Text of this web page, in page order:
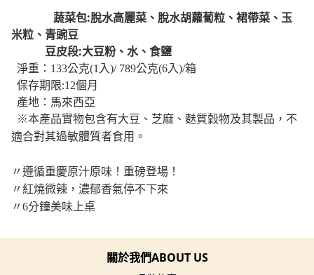
蔬菜包:脫水高麗菜、脫水胡蘿蔔粒、裙帶菜、玉
米粒、青豌豆
豆皮段:大豆粉、水、食鹽
淨重：133公克(1入)/ 789公克(6入)/箱
保存期限:12個月
產地：馬來西亞
※本產品實物包含有大豆、芝麻、麩質穀物及其製品， 不
適合對其過敏體質者食用。
〃遵循重慶原汁原味！重磅登場！
〃紅燒微辣，濃郁香氣停不下來
〃6分鐘美味上桌
關於我們ABOUT US